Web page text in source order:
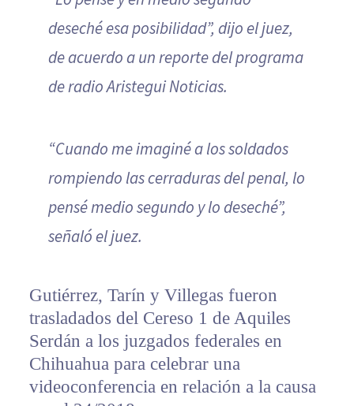
deseché esa posibilidad”, dijo el juez,
de acuerdo a un reporte del programa
de radio Aristegui Noticias.
“Cuando me imaginé a los soldados
rompiendo las cerraduras del penal, lo
pensé medio segundo y lo deseché”,
señaló el juez.
Gutiérrez, Tarín y Villegas fueron
trasladados del Cereso 1 de Aquiles
Serdán a los juzgados federales en
Chihuahua para celebrar una
videoconferencia en relación a la causa